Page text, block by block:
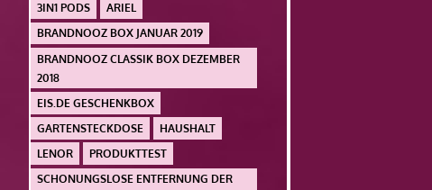
3IN1 PODS
ARIEL
BRANDNOOZ BOX JANUAR 2019
BRANDNOOZ CLASSIK BOX DEZEMBER
2018
EIS.DE GESCHENKBOX
GARTENSTECKDOSE
HAUSHALT
LENOR
PRODUKTTEST
SCHONUNGSLOSE ENTFERNUNG DER